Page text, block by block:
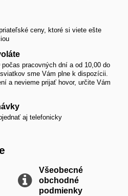
ceny, ktoré si viete ešte
pracovných dní a od 10,00 do
sme Vám plne k dispozícii.
a nevieme prijať hovor, určite Vám
aj telefonicky
Všeobecné
obchodné
podmienky